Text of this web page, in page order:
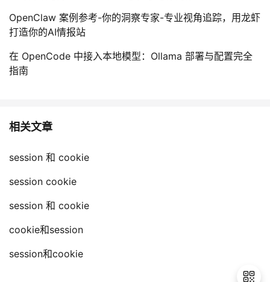
OpenClaw 案例参考-你的洞察专家-专业视角追踪，用龙虾
打造你的AI情报站
在 OpenCode 中接入本地模型：Ollama 部署与配置完全
指南
相关文章
session 和 cookie
session cookie
session 和 cookie
cookie和session
session和cookie